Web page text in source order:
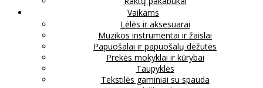
Vaikams
Lėlės ir aksesuarai
Muzikos instrumentai ir žaislai
Papuošalai ir papuošalų dėžutės
Prekės mokyklai ir kūrybai
Taupyklės
Tekstilės gaminiai su spauda